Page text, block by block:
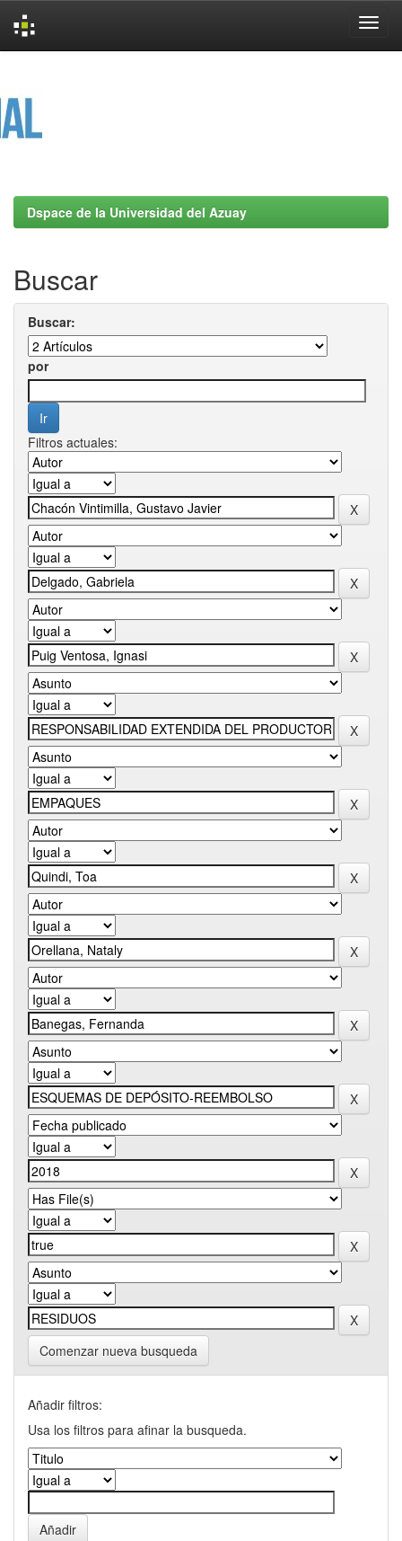
Dspace de la Universidad del Azuay
Buscar
Buscar:
por
Filtros actuales:
Comenzar nueva busqueda
Añadir filtros:
Usa los filtros para afinar la busqueda.